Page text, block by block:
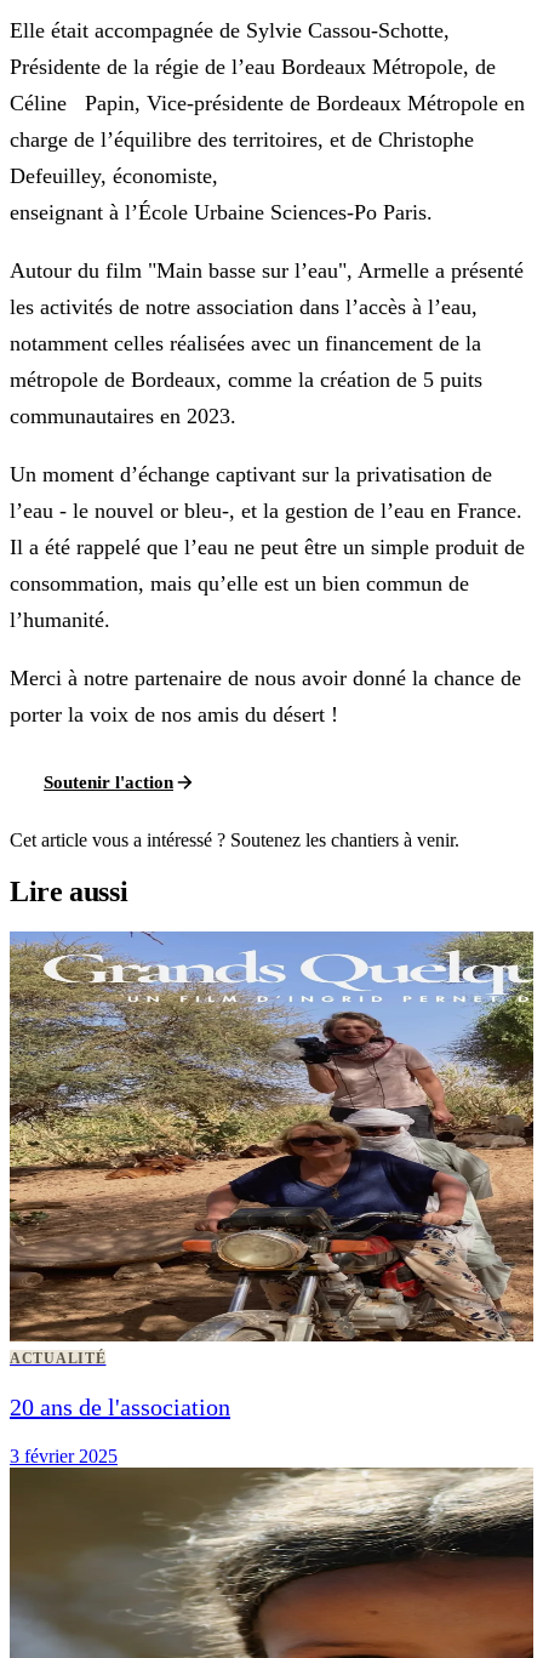
Elle était accompagnée de Sylvie Cassou-Schotte,
Présidente de la régie de l’eau Bordeaux Métropole, de
Céline Papin, Vice-présidente de Bordeaux Métropole en
charge de l’équilibre des territoires, et de Christophe
Defeuilley, économiste,
enseignant à l’École Urbaine Sciences-Po Paris.
Autour du film "Main basse sur l’eau", Armelle a présenté
les activités de notre association dans l’accès à l’eau,
notamment celles réalisées avec un financement de la
métropole de Bordeaux, comme la création de 5 puits
communautaires en 2023.
Un moment d’échange captivant sur la privatisation de
l’eau - le nouvel or bleu-, et la gestion de l’eau en France.
Il a été rappelé que l’eau ne peut être un simple produit de
consommation, mais qu’elle est un bien commun de
l’humanité.
Merci à notre partenaire de nous avoir donné la chance de
porter la voix de nos amis du désert !
Soutenir l'action
Cet article vous a intéressé ? Soutenez les chantiers à venir.
Lire aussi
ACTUALITÉ
20 ans de l'association
3 février 2025